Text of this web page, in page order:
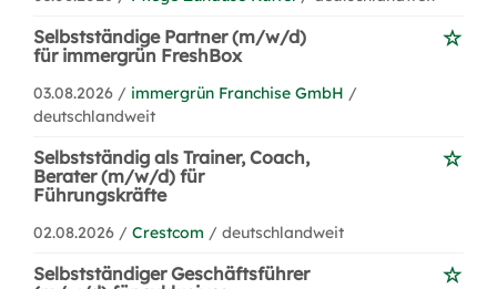
Selbstständige Partner (m/w/d)
für immergrün FreshBox
03.08.2026 / immergrün Franchise GmbH /
deutschlandweit
Selbstständig als Trainer, Coach,
Berater (m/w/d) für
Führungskräfte
02.08.2026 / Crestcom / deutschlandweit
Selbstständiger Geschäftsführer